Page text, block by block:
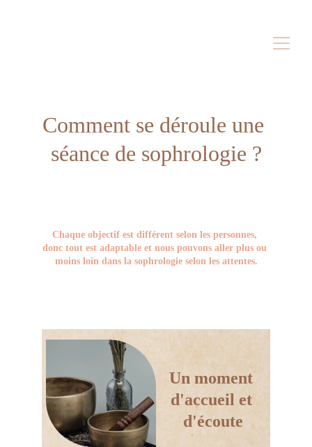
Comment se déroule une
séance de sophrologie ?
Chaque objectif est différent selon les personnes,
donc tout est adaptable et nous pouvons aller plus ou
moins loin dans la sophrologie selon les attentes.
Un moment
d'accueil et
d'écoute